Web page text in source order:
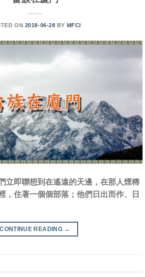
ON 2018-06-28 BY MFCI
立即聯想到在遙遠的天邊，在那人煙稀
，住著一個個部落；他們日出而作、日
CONTINUE READING →